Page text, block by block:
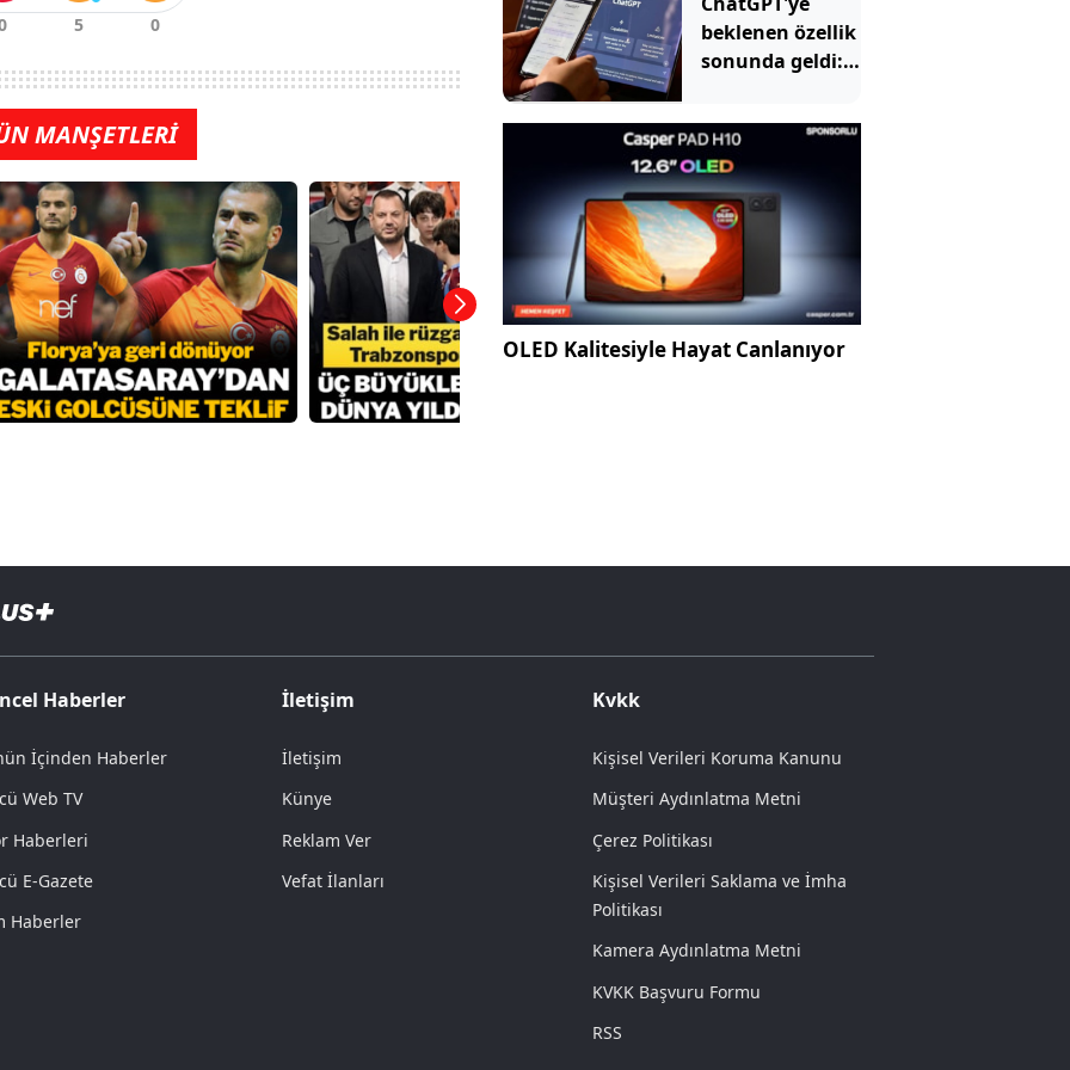
MANŞETLERİ
beklenen özellik
sonunda geldi:
kullanılacak
OLED Kalitesiyle Hayat Canlanıyor
Haberler
İçinden Haberler
Web TV
Haberleri
E-Gazete
Haberler
İletişim
İletişim
Künye
Reklam Ver
Vefat İlanları
Kvkk
Kişisel Verileri Koruma Kanunu
Müşteri Aydınlatma Metni
Çerez Politikası
Kişisel Verileri Saklama ve İmha
Politikası
Kamera Aydınlatma Metni
KVKK Başvuru Formu
RSS